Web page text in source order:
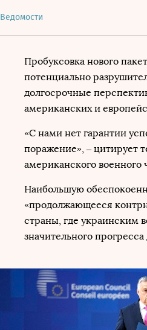
Ведомости
Пробуксовка нового
потенциально
долгосрочные
американских и
«С нами нет гарантии
поражение», – цитирует
американского военного
Наибольшую
«продолжающееся
страны, где украинским
значительного